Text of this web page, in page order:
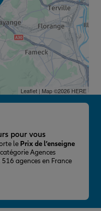
Leaflet| Map ©2026 HERE
pour vous
le Prix de l’enseigne
Agences
agences en France